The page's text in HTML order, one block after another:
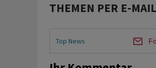
THEMEN PER E-
Top News